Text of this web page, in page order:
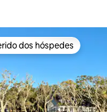
dos hóspedes
dos hóspedes